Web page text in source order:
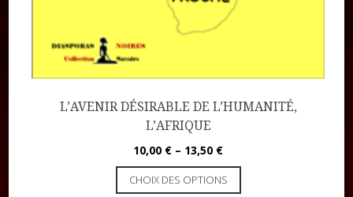
L’AVENIR DÉSIRABLE DE L’HUMANITÉ,
L’AFRIQUE
10,00 € – 13,50 €
CHOIX DES OPTIONS